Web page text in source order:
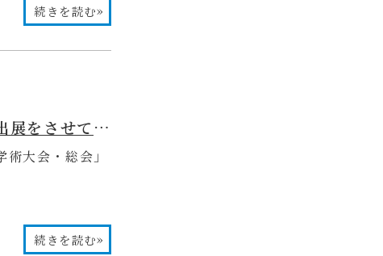
続きを読む»
【日本顕微鏡歯科学会 第22回学術大会・総会】にブース出展をさせていただきました✨
大会・総会」
続きを読む»